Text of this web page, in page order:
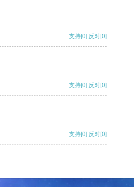
支持[0] 反对[0]
支持[0] 反对[0]
支持[0] 反对[0]